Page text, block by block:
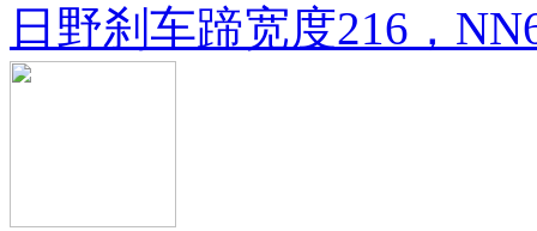
日野刹车蹄宽度216，